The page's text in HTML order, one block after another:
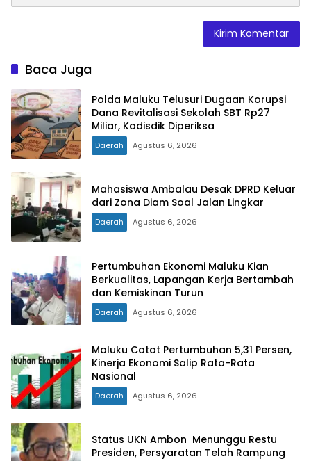
Baca Juga
Polda Maluku Telusuri Dugaan Korupsi
Dana Revitalisasi Sekolah SBT Rp27
Miliar, Kadisdik Diperiksa
Daerah Agustus 6, 2026
Mahasiswa Ambalau Desak DPRD Keluar
dari Zona Diam Soal Jalan Lingkar
Daerah Agustus 6, 2026
Pertumbuhan Ekonomi Maluku Kian
Berkualitas, Lapangan Kerja Bertambah
dan Kemiskinan Turun
Daerah Agustus 6, 2026
Maluku Catat Pertumbuhan 5,31 Persen,
Kinerja Ekonomi Salip Rata-Rata
Nasional
Daerah Agustus 6, 2026
Status UKN Ambon Menunggu Restu
Presiden, Persyaratan Telah Rampung